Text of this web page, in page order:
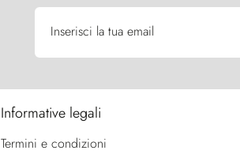
Inserisci la tua email
Informative legali
Termini e condizioni